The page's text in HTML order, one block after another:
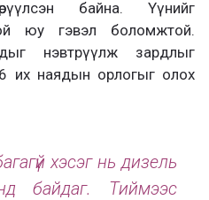
байна. Үүнийг
юу гэвэл боломжтой.
нэвтрүүлж зардлыг
их наядын орлогыг олох
хэсэг нь дизель
байдаг. Тиймээс